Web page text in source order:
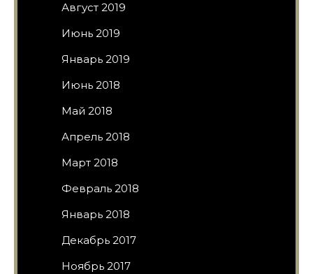
Август 2019
Июнь 2019
Январь 2019
Июнь 2018
Май 2018
Апрель 2018
Март 2018
Февраль 2018
Январь 2018
Декабрь 2017
Ноябрь 2017